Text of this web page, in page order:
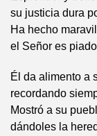
su justicia dura
Ha hecho
el Señor es
Él da alimento a
recordando
Mostró a su
dándoles la